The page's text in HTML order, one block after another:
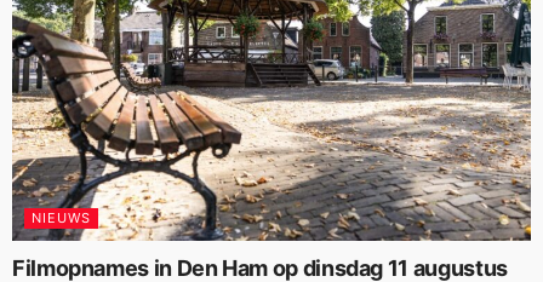
NIEUWS
Filmopnames in Den Ham op dinsdag 11 augustus